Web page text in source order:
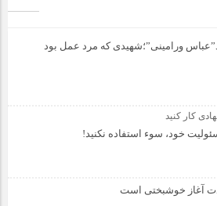
ورامینی”؛شهیدی که مرد عمل بود
کار کنید
خود، سوء استفاده نکنید!
آغاز خوشبختی است